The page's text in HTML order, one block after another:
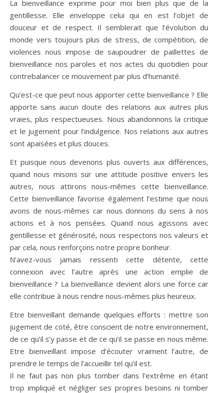
La bienveillance exprime pour moi bien plus que de la
gentillesse. Elle enveloppe celui qui en est l’objet de
douceur et de respect. Il semblerait que l’évolution du
monde vers toujours plus de stress, de compétition, de
violences nous impose de saupoudrer de paillettes de
bienveillance nos paroles et nos actes du quotidien pour
contrebalancer ce mouvement par plus d’humanité.
Qu’est-ce que peut nous apporter cette bienveillance ? Elle
apporte sans aucun doute des relations aux autres plus
vraies, plus respectueuses. Nous abandonnons la critique
et le jugement pour l’indulgence. Nos relations aux autres
sont apaisées et plus douces.
Et puisque nous devenons plus ouverts aux différences,
quand nous misons sur une attitude positive envers les
autres, nous attirons nous-mêmes cette bienveillance.
Cette bienveillance favorise également l’estime que nous
avons de nous-mêmes car nous donnons du sens à nos
actions et à nos pensées. Quand nous agissons avec
gentillesse et générosité, nous respectons nos valeurs et
par cela, nous renforçons notre propre bonheur.
N’avez-vous jamais ressenti cette détente, cette
connexion avec l’autre après une action emplie de
bienveillance ? La bienveillance devient alors une force car
elle contribue à nous rendre nous-mêmes plus heureux.
Etre bienveillant demande quelques efforts : mettre son
jugement de coté, être conscient de notre environnement,
de ce qu’il s’y passe et de ce qu’il se passe en nous même.
Etre bienveillant impose d’écouter vraiment l’autre, de
prendre le temps de l’accueillir tel qu’il est.
Il ne faut pas non plus tomber dans l’extrême en étant
trop impliqué et négliger ses propres besoins ni tomber